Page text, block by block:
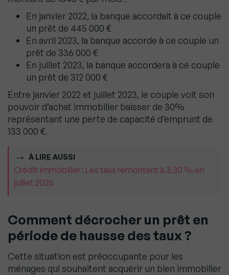
En janvier 2022, la banque accordait à ce couple
un prêt de 445 000 €
En avril 2023, la banque accorde à ce couple un
prêt de 336 000 €
En juillet 2023, la banque accordera à ce couple
un prêt de 312 000 €
Entre janvier 2022 et juillet 2023, le couple voit son
pouvoir d’achat immobilier baisser de 30%
représentant une perte de capacité d’emprunt de
133 000 €.
À LIRE AUSSI
Crédit immobilier : Les taux remontent à 3,30 % en
juillet 2026
Comment décrocher un prêt en
période de hausse des taux ?
Cette situation est préoccupante pour les
ménages qui souhaitent acquérir un bien immobilier